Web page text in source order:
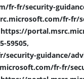
fr-fr/security-
fr-fr/
2025-59505,
guidance/
fr-fr/